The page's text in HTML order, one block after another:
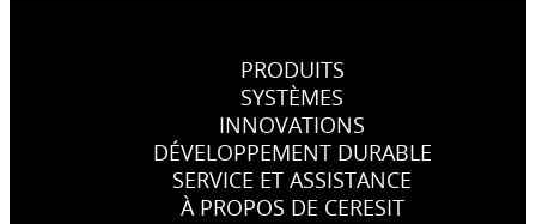
PRODUITS
SYSTÈMES
INNOVATIONS
DÉVELOPPEMENT DURABLE
SERVICE ET ASSISTANCE
À PROPOS DE CERESIT